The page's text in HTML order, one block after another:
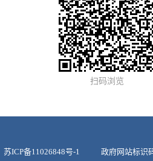
扫码浏览
苏ICP备11026848号-1 政府网站标识码